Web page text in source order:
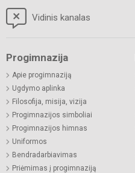
Vidinis kanalas
Progimnazija
Apie progimnaziją
Ugdymo aplinka
Filosofija, misija, vizija
Progimnazijos simboliai
Progimnazijos himnas
Uniformos
Bendradarbiavimas
Priėmimas į progimnaziją